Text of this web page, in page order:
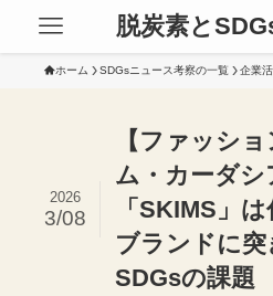
脱炭素と
ホーム SDGsニュース考察の一覧 企業
【ファッシ
ム・カーダ
「SKIMS」
ブランドに
SDGsの課題
2026
3/08